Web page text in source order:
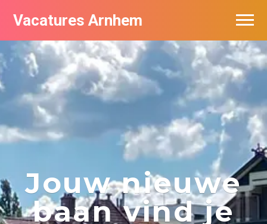
Vacatures Arnhem
Jouw nieuwe
baan vind je
Vacatures per bedrijf in Arnhem
Nieuwsbrief feed